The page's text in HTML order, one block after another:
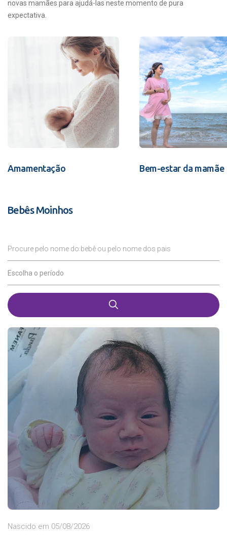
novas mamães para ajudá-las neste momento de pura
expectativa.
Amamentação Bem-estar da mamãe
Bebês Moinhos
Procure pelo nome do bebê ou pelo nome dos pais
Escolha o período
Nascido em 05/08/2026